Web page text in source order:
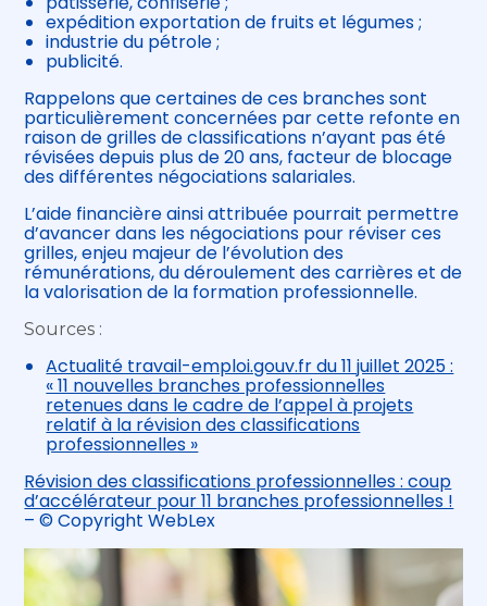
expédition exportation de fruits et légumes ;
industrie du pétrole ;
publicité.
Rappelons que certaines de ces branches sont
particulièrement concernées par cette refonte en
raison de grilles de classifications n’ayant pas été
révisées depuis plus de 20 ans, facteur de blocage
des différentes négociations salariales.
L’aide financière ainsi attribuée pourrait permettre
d’avancer dans les négociations pour réviser ces
grilles, enjeu majeur de l’évolution des
rémunérations, du déroulement des carrières et de
la valorisation de la formation professionnelle.
Sources :
Actualité travail-emploi.gouv.fr du 11 juillet 2025 :
« 11 nouvelles branches professionnelles
retenues dans le cadre de l’appel à projets
relatif à la révision des classifications
professionnelles »
Révision des classifications professionnelles : coup
d’accélérateur pour 11 branches professionnelles !
– © Copyright WebLex